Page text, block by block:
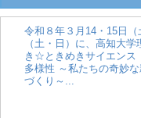
令和８年３月14・15日（
（土・日）に、高知大
き☆ときめきサイエンス
多様性 ～私たちの奇妙
づくり～...